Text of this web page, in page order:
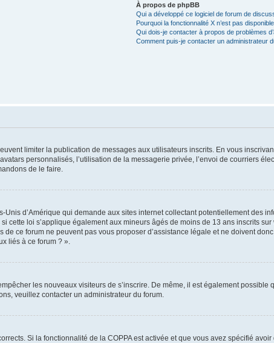
À propos de phpBB
Qui a développé ce logiciel de forum de
Pourquoi la fonctionnalité X n’est pas
Qui dois-je contacter à propos de problèmes
Comment puis-je contacter un administrateur
limiter la publication de messages aux utilisateurs inscrits. En vous
personnalisés, l’utilisation de la messagerie privée, l’envoi de courriers
de le faire.
Unis d’Amérique qui demande aux sites internet collectant potentiellement des
cette loi s’applique également aux mineurs âgés de moins de 13 ans inscrits
ce forum ne peuvent pas vous proposer d’assistance légale et ne doivent
liés à ce forum ? ».
les nouveaux visiteurs de s’inscrire. De même, il est également
veuillez contacter un administrateur du forum.
Si la fonctionnalité de la COPPA est activée et que vous avez spécifié